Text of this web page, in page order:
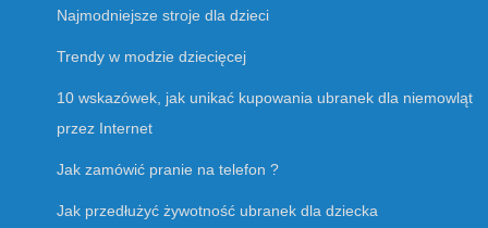
Najmodniejsze stroje dla dzieci
Trendy w modzie dziecięcej
10 wskazówek, jak unikać kupowania ubranek dla niemowląt
przez Internet
Jak zamówić pranie na telefon ?
Jak przedłużyć żywotność ubranek dla dziecka